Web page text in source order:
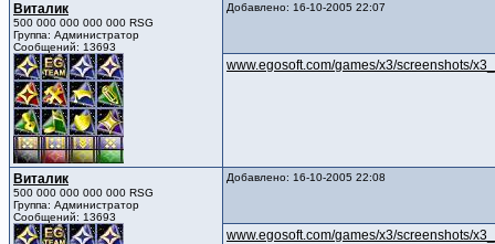
Виталик
500 000 000 000 000 RSG
Группа: Администратор
Сообщений: 13693
Добавлено: 16-10-2005 22:07
www.egosoft.com/games/x3/screenshots/
Виталик
500 000 000 000 000 RSG
Группа: Администратор
Сообщений: 13693
Добавлено: 16-10-2005 22:08
www.egosoft.com/games/x3/screenshots/